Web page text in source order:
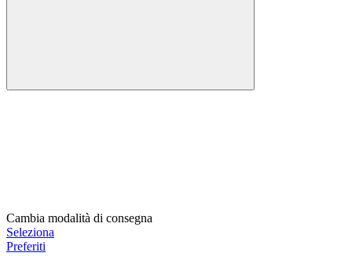
Cambia modalità di consegna
Seleziona
Preferiti